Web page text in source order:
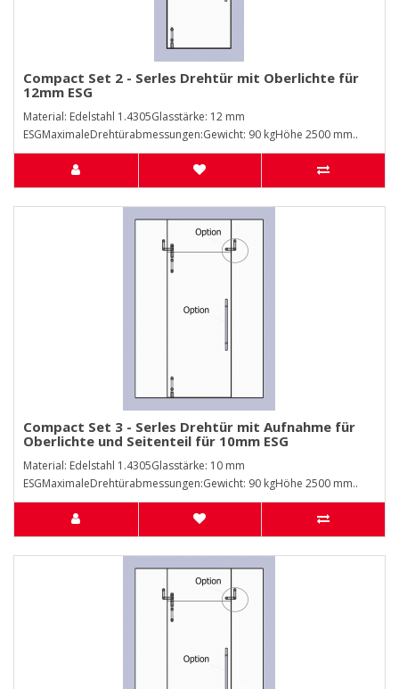
Compact Set 2 - Serles Drehtür mit Oberlichte für
12mm ESG
Material: Edelstahl 1.4305Glasstärke: 12 mm
ESGMaximaleDrehtürabmessungen:Gewicht: 90 kgHöhe 2500 mm..
Compact Set 3 - Serles Drehtür mit Aufnahme für
Oberlichte und Seitenteil für 10mm ESG
Material: Edelstahl 1.4305Glasstärke: 10 mm
ESGMaximaleDrehtürabmessungen:Gewicht: 90 kgHöhe 2500 mm..